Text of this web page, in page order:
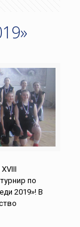
по
2019»! В